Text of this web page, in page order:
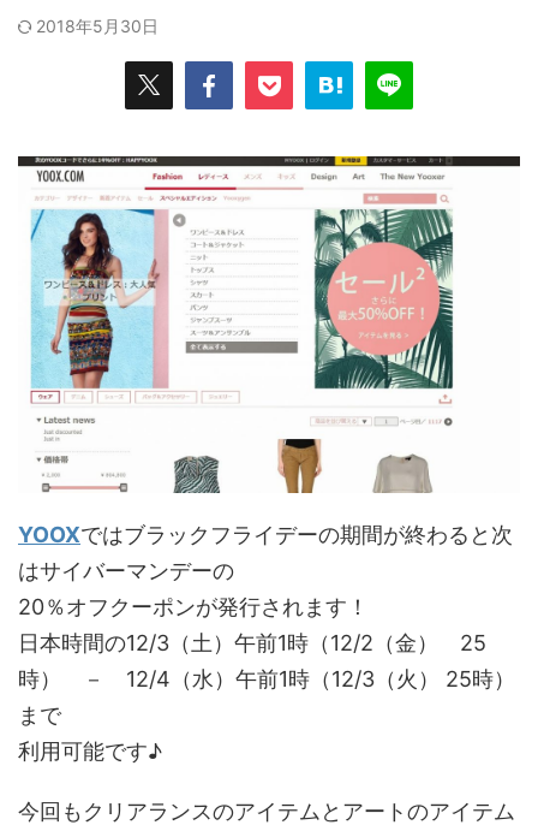
2018年5月30日
YOOXではブラックフライデーの期間が終わると次
はサイバーマンデーの
20％オフクーポンが発行されます！
日本時間の12/3（土）午前1時（12/2（金） 25
時） － 12/4（水）午前1時（12/3（火） 25時）
まで
利用可能です♪
今回もクリアランスのアイテムとアートのアイテム